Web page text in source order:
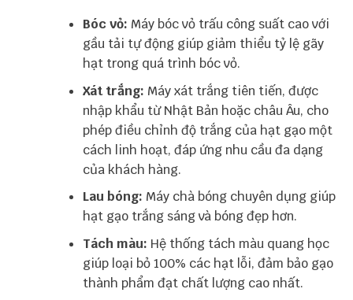
Bóc vỏ: Máy bóc vỏ trấu công suất cao với
gầu tải tự động giúp giảm thiểu tỷ lệ gãy
hạt trong quá trình bóc vỏ.
Xát trắng: Máy xát trắng tiên tiến, được
nhập khẩu từ Nhật Bản hoặc châu Âu, cho
phép điều chỉnh độ trắng của hạt gạo một
cách linh hoạt, đáp ứng nhu cầu đa dạng
của khách hàng.
Lau bóng: Máy chà bóng chuyên dụng giúp
hạt gạo trắng sáng và bóng đẹp hơn.
Tách màu: Hệ thống tách màu quang học
giúp loại bỏ 100% các hạt lỗi, đảm bảo gạo
thành phẩm đạt chất lượng cao nhất.